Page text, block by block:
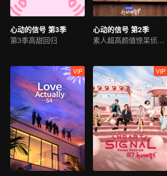
心动的信号 第3季
第3季高甜回归
心动的信号 第2季
素人超高颜值惊呆侦探团
VIP VIP